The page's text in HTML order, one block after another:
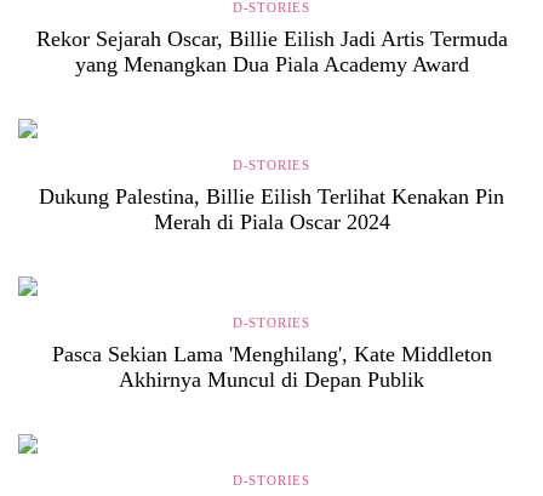
D-STORIES
Rekor Sejarah Oscar, Billie Eilish Jadi Artis Termuda
yang Menangkan Dua Piala Academy Award
D-STORIES
Dukung Palestina, Billie Eilish Terlihat Kenakan Pin
Merah di Piala Oscar 2024
D-STORIES
Pasca Sekian Lama 'Menghilang', Kate Middleton
Akhirnya Muncul di Depan Publik
D-STORIES